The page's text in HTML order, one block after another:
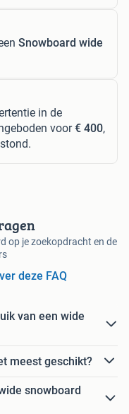
Snowboard wide
in de
voor€ 400,
stond.
op je zoekopdracht en de
deze FAQ
van een wide
meest geschikt?
snowboard